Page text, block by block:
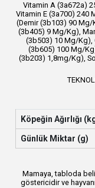
Vitamin A (3a672a)
Vitamin E (3a700) 240
(Demir (3b103) 90 Mg/
(3b405) 9 Mg/Kg),
(3b503) 10 Mg/Kg),
(3b605) 100 Mg/
(3b203) 1,8mg/Kg),
Köpeğin Ağırlığı
Günlük Miktar (g)
Mamaya, tabloda
göstericidir ve